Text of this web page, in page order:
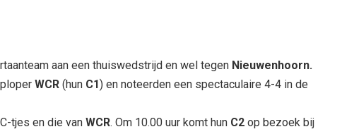
aan een thuiswedstrijd en wel tegen Nieuwenhoorn.
WCR (hun C1) en noteerden een spectaculaire 4-4 in de
tjes en die van WCR. Om 10.00 uur komt hun C2 op bezoek bij